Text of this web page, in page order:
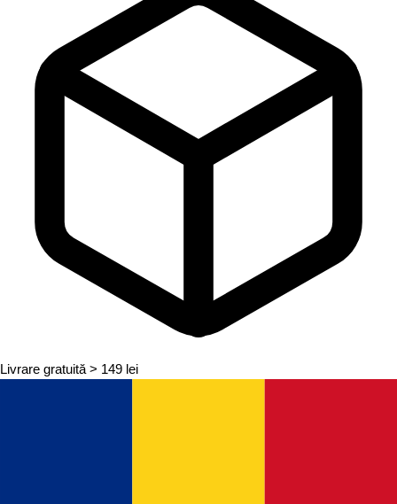
Livrare gratuită > 149 lei